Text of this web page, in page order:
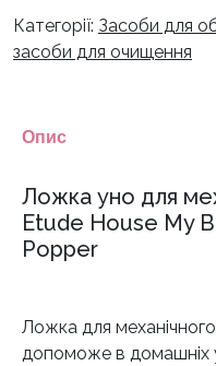
Категорії: Засоби для
засоби для очищення
Опис
Ложка уно для
Etude House My
Popper
Ложка для
допоможе в домашніх